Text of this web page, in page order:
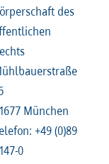
des
München
+49 (0)89
0